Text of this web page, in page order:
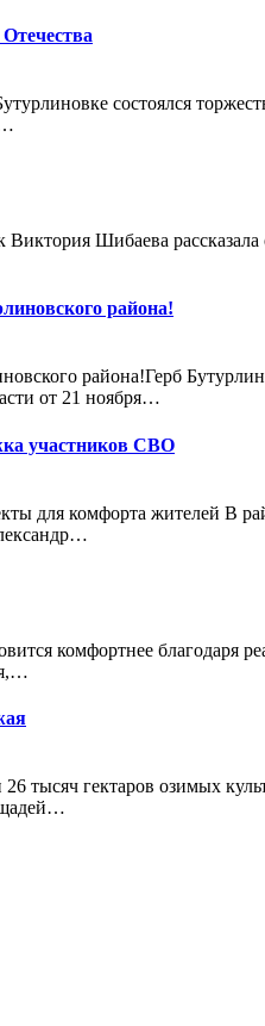
состоялся
Виктория Шибаева
района!
района!Герб
от 21 ноября…
участников СВО
для комфорта жителей В
комфортнее благодаря
тысяч гектаров озимых